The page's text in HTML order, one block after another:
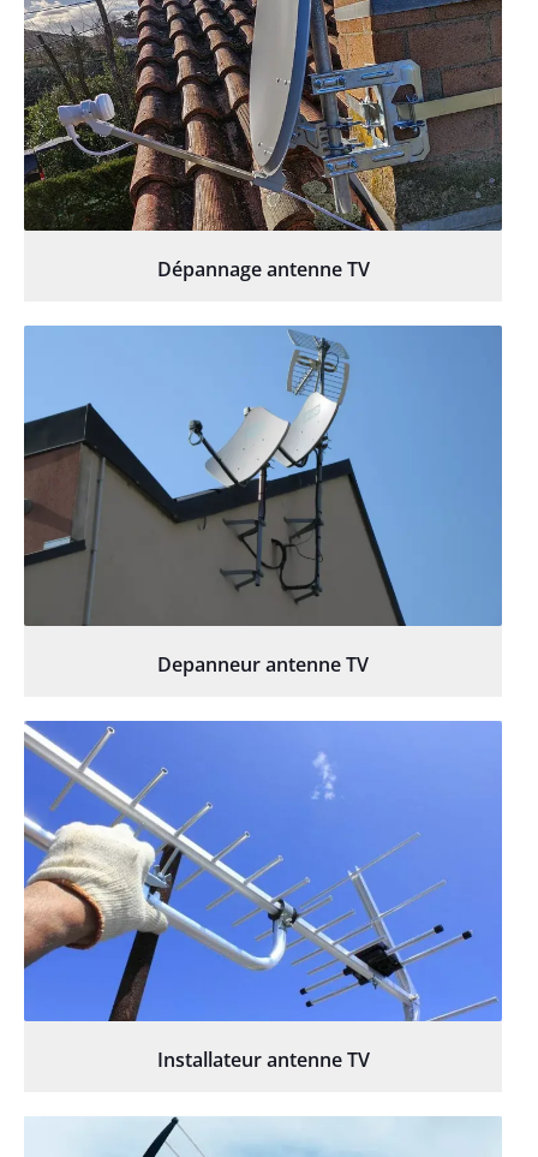
Dépannage antenne TV
Depanneur antenne TV
Installateur antenne TV